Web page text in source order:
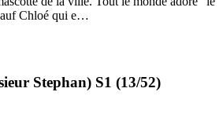
Chloé qui e…
Stephan) S1 (13/52)